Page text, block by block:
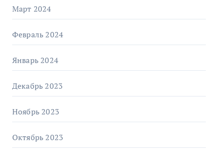
Март 2024
Февраль 2024
Январь 2024
Декабрь 2023
Ноябрь 2023
Октябрь 2023